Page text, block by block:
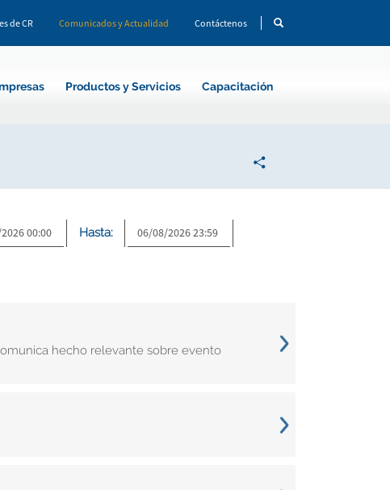
de CR Comunicados y Actualidad Contáctenos
Productos y Servicios Capacitación
Hasta:
hecho relevante sobre evento